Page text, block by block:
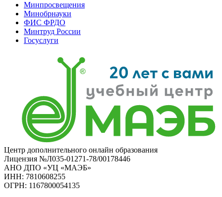
Минпросвещения
Минобрнауки
ФИС ФРДО
Минтруд России
Госуслуги
Центр дополнительного онлайн образования
Лицензия №Л035-01271-78/00178446
АНО ДПО «УЦ «МАЭБ»
ИНН: 7810608255
ОГРН: 1167800054135